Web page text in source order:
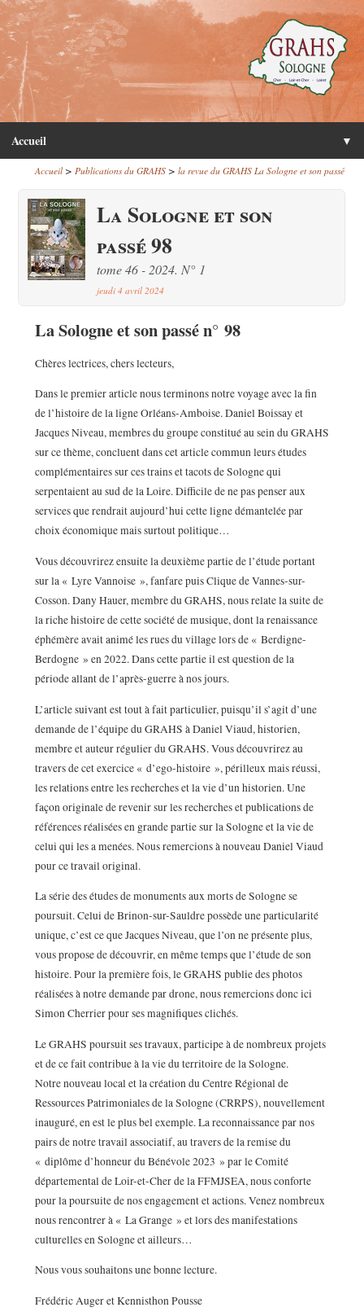
Accueil ▼
Accueil> Publications du GRAHS> la revue du GRAHS La Sologne et son passé
La Sologne et son
passé 98
tome 46 - 2024. N° 1
jeudi 4 avril 2024
La Sologne et son passé n° 98
Chères lectrices, chers lecteurs,
Dans le premier article nous terminons notre voyage avec la fin
de l’histoire de la ligne Orléans-Amboise. Daniel Boissay et
Jacques Niveau, membres du groupe constitué au sein du GRAHS
sur ce thème, concluent dans cet article commun leurs études
complémentaires sur ces trains et tacots de Sologne qui
serpentaient au sud de la Loire. Difficile de ne pas penser aux
services que rendrait aujourd’hui cette ligne démantelée par
choix économique mais surtout politique…
Vous découvrirez ensuite la deuxième partie de l’étude portant
sur la « Lyre Vannoise », fanfare puis Clique de Vannes-sur-
Cosson. Dany Hauer, membre du GRAHS, nous relate la suite de
la riche histoire de cette société de musique, dont la renaissance
éphémère avait animé les rues du village lors de « Berdigne-
Berdogne » en 2022. Dans cette partie il est question de la
période allant de l’après-guerre à nos jours.
L’article suivant est tout à fait particulier, puisqu’il s’agit d’une
demande de l’équipe du GRAHS à Daniel Viaud, historien,
membre et auteur régulier du GRAHS. Vous découvrirez au
travers de cet exercice « d’ego-histoire », périlleux mais réussi,
les relations entre les recherches et la vie d’un historien. Une
façon originale de revenir sur les recherches et publications de
références réalisées en grande partie sur la Sologne et la vie de
celui qui les a menées. Nous remercions à nouveau Daniel Viaud
pour ce travail original.
La série des études de monuments aux morts de Sologne se
poursuit. Celui de Brinon-sur-Sauldre possède une particularité
unique, c’est ce que Jacques Niveau, que l’on ne présente plus,
vous propose de découvrir, en même temps que l’étude de son
histoire. Pour la première fois, le GRAHS publie des photos
réalisées à notre demande par drone, nous remercions donc ici
Simon Cherrier pour ses magnifiques clichés.
Le GRAHS poursuit ses travaux, participe à de nombreux projets
et de ce fait contribue à la vie du territoire de la Sologne.
Notre nouveau local et la création du Centre Régional de
Ressources Patrimoniales de la Sologne (CRRPS), nouvellement
inauguré, en est le plus bel exemple. La reconnaissance par nos
pairs de notre travail associatif, au travers de la remise du
« diplôme d’honneur du Bénévole 2023 » par le Comité
départemental de Loir-et-Cher de la FFMJSEA, nous conforte
pour la poursuite de nos engagement et actions. Venez nombreux
nous rencontrer à « La Grange » et lors des manifestations
culturelles en Sologne et ailleurs…
Nous vous souhaitons une bonne lecture.
Frédéric Auger et Kennisthon Pousse